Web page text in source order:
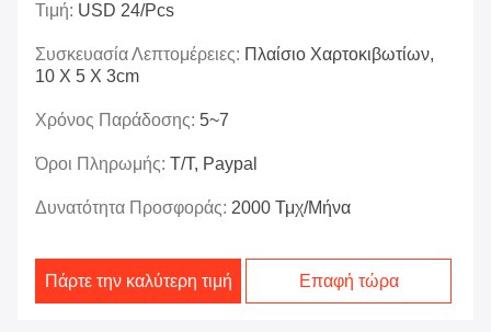
Τιμή: USD 24/pcs
Συσκευασία Λεπτομέρειες: Πλαίσιο Χαρτοκιβωτίων,
10 X 5 X 3cm
Χρόνος Παράδοσης: 5~7
Όροι Πληρωμής: T/T, Paypal
Δυνατότητα Προσφοράς: 2000 Τμχ/μήνα
Πάρτε την καλύτερη τιμή Επαφή τώρα